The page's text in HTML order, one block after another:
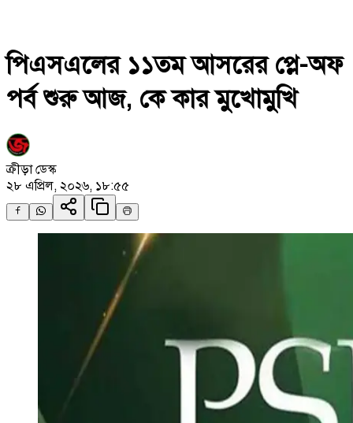
পিএসএলের ১১তম আসরের প্লে-অফ
পর্ব শুরু আজ, কে কার মুখোমুখি
ক্রীড়া ডেস্ক
২৮ এপ্রিল, ২০২৬, ১৮:৫৫